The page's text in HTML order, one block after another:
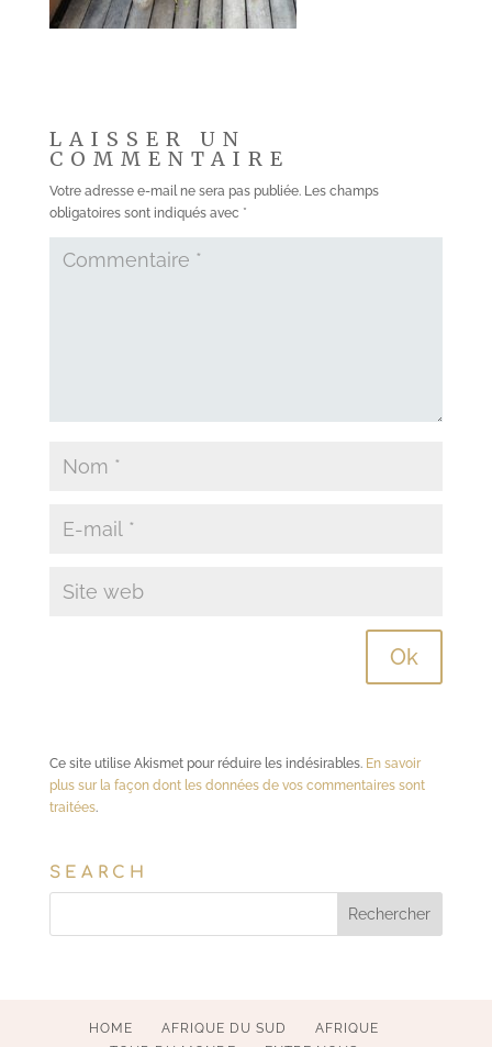
LAISSER UN
COMMENTAIRE
Votre adresse e-mail ne sera pas publiée. Les champs
obligatoires sont indiqués avec *
Ce site utilise Akismet pour réduire les indésirables. En savoir
plus sur la façon dont les données de vos commentaires sont
traitées.
SEARCH
HOME AFRIQUE DU SUD
AFRIQUE